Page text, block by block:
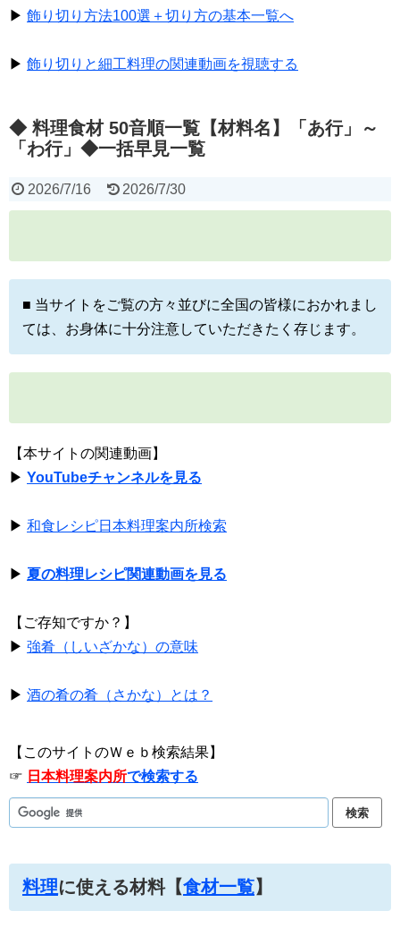
▶ 飾り切り方法100選＋切り方の基本一覧へ
▶ 飾り切りと細工料理の関連動画を視聴する
◆ 料理食材 50音順一覧【材料名】「あ行」～
「わ行」◆一括早見一覧
2026/7/16 2026/7/30
■ 当サイトをご覧の方々並びに全国の皆様におかれまし
ては、お身体に十分注意していただきたく存じます。
【本サイトの関連動画】
▶ YouTubeチャンネルを見る
▶ 和食レシピ日本料理案内所検索
▶ 夏の料理レシピ関連動画を見る
【ご存知ですか？】
▶ 強肴（しいざかな）の意味
▶ 酒の肴の肴（さかな）とは？
【このサイトのＷｅｂ検索結果】
☞ 日本料理案内所で検索する
料理に使える材料【食材一覧】